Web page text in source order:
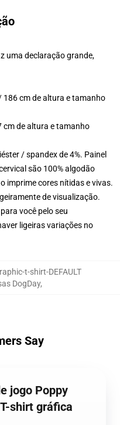
uma declaração grande,
cm de altura e tamanho
cm de altura e tamanho
/ spandex de 4%. Painel
são 100% algodão
imprime cores nítidas e vivas.
de visualização.
você pelo seu
ligeiras variações no
t-shirt-DEFAULT
DogDay,
Say
jogo Poppy
shirt gráfica